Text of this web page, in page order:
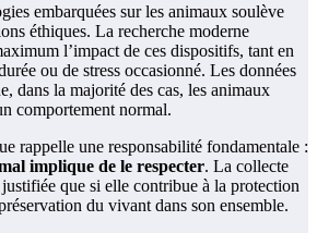
embarquées sur les animaux soulève
éthiques. La recherche moderne
l’impact de ces dispositifs, tant en
ou de stress occasionné. Les données
dans la majorité des cas, les animaux
comportement normal.
rappelle une responsabilité fondamentale :
implique de le respecter. La collecte
que si elle contribue à la protection
du vivant dans son ensemble.